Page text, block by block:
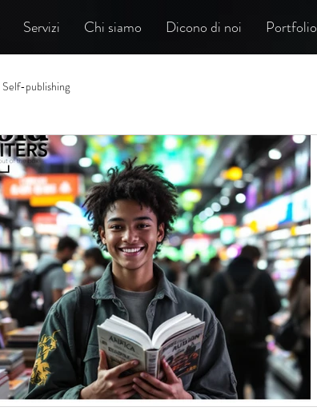
Servizi Chi siamo Dicono di noi Portfolio
Self-publishing